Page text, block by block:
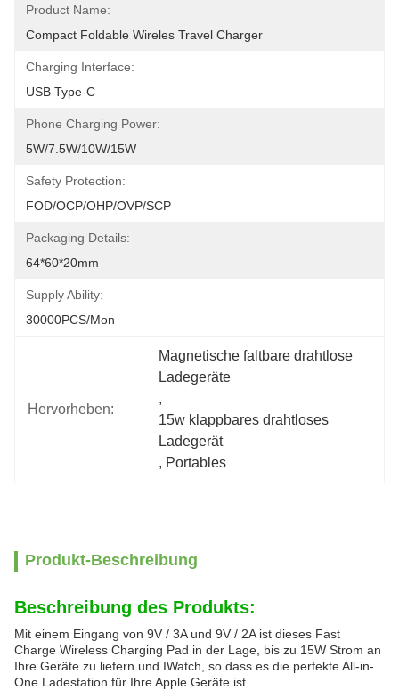
Product Name:
Compact Foldable Wireles Travel Charger
Charging Interface:
USB Type-C
Phone Charging Power:
5W/7.5W/10W/15W
Safety Protection:
FOD/OCP/OHP/OVP/SCP
Packaging Details:
64*60*20mm
Supply Ability:
30000PCS/Mon
Hervorheben:
Magnetische faltbare drahtlose
Ladegeräte
,
15w klappbares drahtloses
Ladegerät
, Portables
Produkt-Beschreibung
Beschreibung des Produkts:
Mit einem Eingang von 9V / 3A und 9V / 2A ist dieses Fast
Charge Wireless Charging Pad in der Lage, bis zu 15W Strom an
Ihre Geräte zu liefern.und IWatch, so dass es die perfekte All-in-
One Ladestation für Ihre Apple Geräte ist.